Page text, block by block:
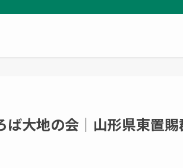
ば大地の会｜山形県東置